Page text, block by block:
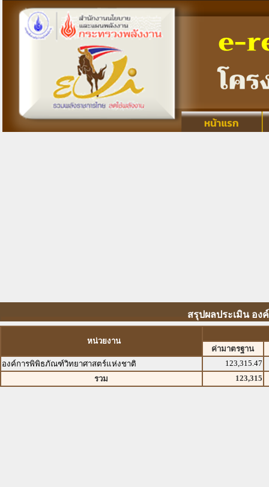
สรุปผลประเมิน อ
หน่วยงาน
ค่ามาตรฐาน
องค์การพิพิธภัณฑ์วิทยาศาสตร์แห่งชาติ
123,315.47
รวม
123,315